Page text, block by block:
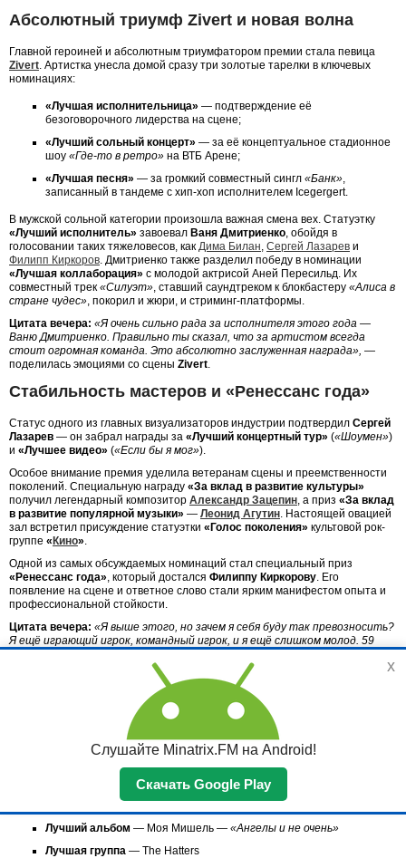
Абсолютный триумф Zivert и новая волна
Главной героиней и абсолютным триумфатором премии стала певица
Zivert. Артистка унесла домой сразу три золотые тарелки в ключевых
номинациях:
«Лучшая исполнительница» — подтверждение её
безоговорочного лидерства на сцене;
«Лучший сольный концерт» — за её концептуальное стадионное
шоу «Где-то в ретро» на ВТБ Арене;
«Лучшая песня» — за громкий совместный сингл «Банк»,
записанный в тандеме с хип-хоп исполнителем Icegergert.
В мужской сольной категории произошла важная смена вех. Статуэтку
«Лучший исполнитель» завоевал Ваня Дмитриенко, обойдя в
голосовании таких тяжеловесов, как Дима Билан, Сергей Лазарев и
Филипп Киркоров. Дмитриенко также разделил победу в номинации
«Лучшая коллаборация» с молодой актрисой Аней Пересильд. Их
совместный трек «Силуэт», ставший саундтреком к блокбастеру «Алиса в
стране чудес», покорил и жюри, и стриминг-платформы.
Цитата вечера: «Я очень сильно рада за исполнителя этого года —
Ваню Дмитриенко. Правильно ты сказал, что за артистом всегда
стоит огромная команда. Это абсолютно заслуженная награда», —
поделилась эмоциями со сцены Zivert.
Стабильность мастеров и «Ренессанс года»
Статус одного из главных визуализаторов индустрии подтвердил Сергей
Лазарев — он забрал награды за «Лучший концертный тур» («Шоумен»)
и «Лучшее видео» («Если бы я мог»).
Особое внимание премия уделила ветеранам сцены и преемственности
поколений. Специальную награду «За вклад в развитие культуры»
получил легендарный композитор Александр Зацепин, а приз «За вклад
в развитие популярной музыки» — Леонид Агутин. Настоящей овацией
зал встретил присуждение статуэтки «Голос поколения» культовой рок-
группе « Кино».
Одной из самых обсуждаемых номинаций стал специальный приз
«Ренессанс года», который достался Филиппу Киркорову. Его
появление на сцене и ответное слово стали ярким манифестом опыта и
профессиональной стойкости.
Цитата вечера: «Я выше этого, но зачем я себя буду так превозносить?
Я ещё играющий игрок, командный игрок, и я ещё слишком молод. 59
уходить в тень. Это результат огромного количества труда каждого
Филипп Киркоров.
Полный список победителей «Премии МУЗ-ТВ
2026. Движение»
Лучший исполнитель
Лучшая исполнительница— Zivert
Лучший альбом — Моя Мишель — «Ангелы и не очень»
Лучшая группа — The Hatters
Слушайте Minatrix.FM на Android!
Скачать Google Play
x